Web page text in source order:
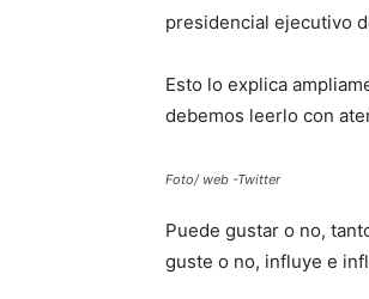
presidencial ejecutivo
Esto lo explica
debemos leerlo con
Foto/ web -Twitter
Puede gustar o no,
guste o no, influye e